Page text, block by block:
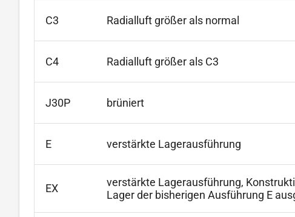
C3 Radialluft größer als normal
C4 Radialluft größer als C3
J30P brüniert
E verstärkte Lagerausführung
EX
verstärkte Lagerausführung,
Lager der bisherigen Ausführung E